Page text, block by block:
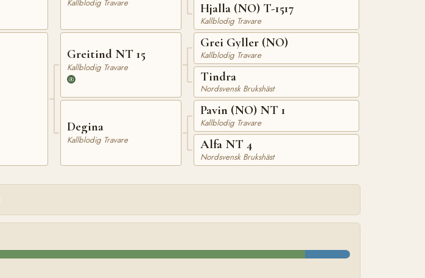
Kallblodig Travare
Greitind NT 15
Kallblodig Travare
Degina
Kallblodig Travare
Hjalla (NO) T-1517
Kallblodig Travare
Grei Gyller (NO)
Kallblodig Travare
Tindra
Nordsvensk Brukshäst
Pavin (NO) NT 1
Kallblodig Travare
Alfa NT 4
Nordsvensk Brukshäst